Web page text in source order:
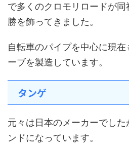
で多くのクロモリロードが
勝を飾ってきました。
自転車のパイプを中心に現在
ーブを製造しています。
タンゲ
元々は日本のメーカーでし
ンドになっています。